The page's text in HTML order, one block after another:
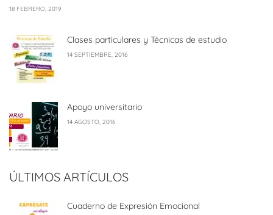
18 FEBRERO, 2019
Clases particulares y Técnicas de estudio
14 SEPTIEMBRE, 2016
Apoyo universitario
14 AGOSTO, 2016
ÚLTIMOS ARTÍCULOS
Cuaderno de Expresión Emocional